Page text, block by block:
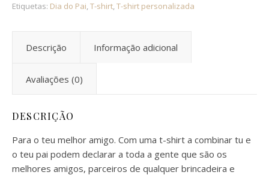
Etiquetas: Dia do Pai,T-shirt,T-shirt personalizada
Descrição Informação adicional
Avaliações (0)
DESCRIÇÃO
Para o teu melhor amigo. Com uma t-shirt a combinar tu e
o teu pai podem declarar a toda a gente que são os
melhores amigos, parceiros de qualquer brincadeira e